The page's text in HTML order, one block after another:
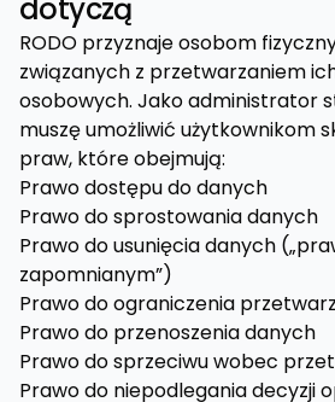
dotyczą
RODO przyznaje osobom
związanych z przetwarzaniem
osobowych. Jako administrator
muszę umożliwić użytkownikom
praw, które obejmują:
Prawo dostępu do danych
Prawo do sprostowania danych
Prawo do usunięcia danych
zapomnianym”)
Prawo do ograniczenia
Prawo do przenoszenia danych
Prawo do sprzeciwu wobec
Prawo do niepodlegania decyzji